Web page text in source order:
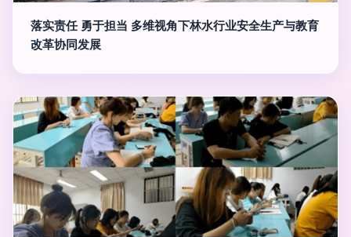
落实责任 勇于担当 多维视角下林水行业安全生产与教育
改革协同发展